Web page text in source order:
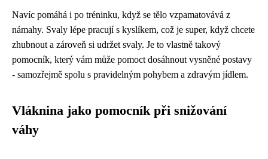
Navíc pomáhá i po tréninku, když se tělo vzpamatovává z
námahy. Svaly lépe pracují s kyslíkem, což je super, když chcete
zhubnout a zároveň si udržet svaly. Je to vlastně takový
pomocník, který vám může pomoct dosáhnout vysněné postavy
- samozřejmě spolu s pravidelným pohybem a zdravým jídlem.
Vláknina jako pomocník při snižování
váhy